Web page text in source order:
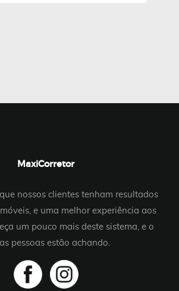
MaxiCorretor
nossos clientes tenham resultados
e uma melhor experiência aos
um pouco mais deste sistema, e o
pessoas estão achando.